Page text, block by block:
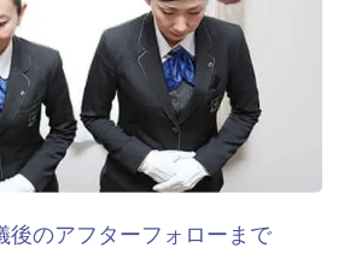
後のアフターフォローまで